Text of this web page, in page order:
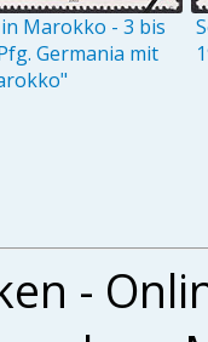
Marokko - 3 bis
Germania mit
-